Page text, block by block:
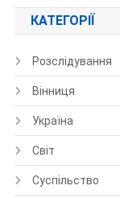
КАТЕГОРІЇ
Розслідування
Вінниця
Україна
Світ
Суспільство